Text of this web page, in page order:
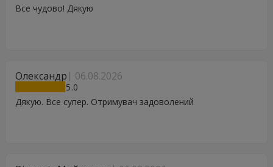
Все чудово! Дякую
Олександр 06.08.2026
5
Дякую. Все супер. Отримувач задоволений